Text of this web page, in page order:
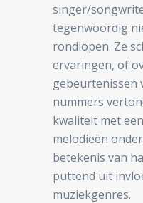
singer/
tegenwoordig
rondlopen. Ze
ervaringen, of
gebeurtenissen
nummers
kwaliteit met
melodieën
betekenis van
puttend uit
muziekgenres.